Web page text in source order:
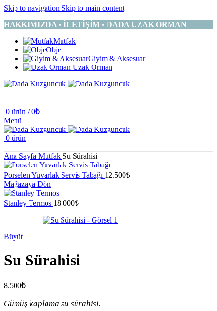
Skip to navigation Skip to main content
HAKKIMIZDA • İLETİŞİM • DADA UZAK ORMAN
Mutfak
Obje
Giyim & Aksesuar
Uzak Orman
0 ürün / 0₺
Menü
0 ürün
Ana Sayfa Mutfak Su Sürahisi
Porselen Yuvarlak Servis Tabağı 12.500₺
Mağazaya Dön
Stanley Termos 18.000₺
Büyüt
Su Sürahisi
8.500₺
Gümüş kaplama su sürahisi.